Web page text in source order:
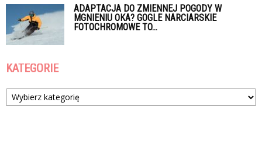
ADAPTACJA DO ZMIENNEJ POGODY W
MGNIENIU OKA? GOGLE NARCIARSKIE
FOTOCHROMOWE TO...
KATEGORIE
Kategorie